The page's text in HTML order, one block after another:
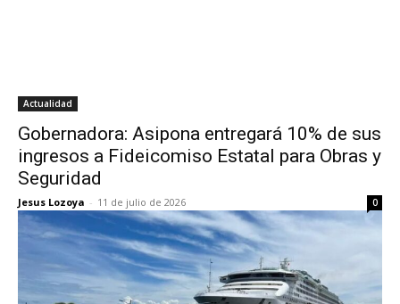
Actualidad
Gobernadora: Asipona entregará 10% de sus
ingresos a Fideicomiso Estatal para Obras y
Seguridad
Jesus Lozoya - 11 de julio de 2026 0